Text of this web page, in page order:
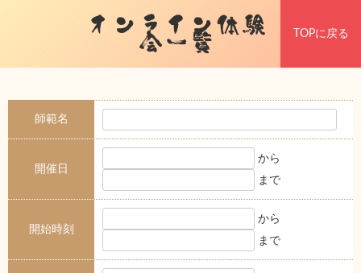
オンライン体験
会一覧 TOPに戻る
師範名
開催日
から
まで
開始時刻
から
まで